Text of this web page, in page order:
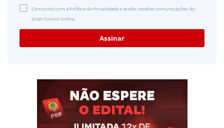
Concordo com a Política de Privacidade e aceito receber comunicações do
Gran Cursos Online.